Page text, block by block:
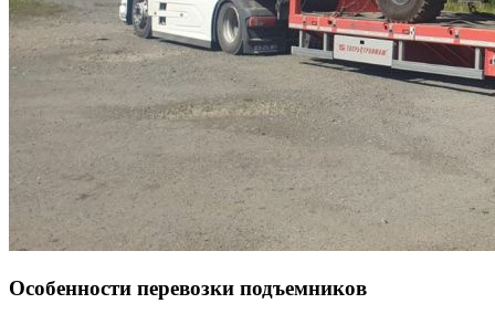
Особенности перевозки подъемников